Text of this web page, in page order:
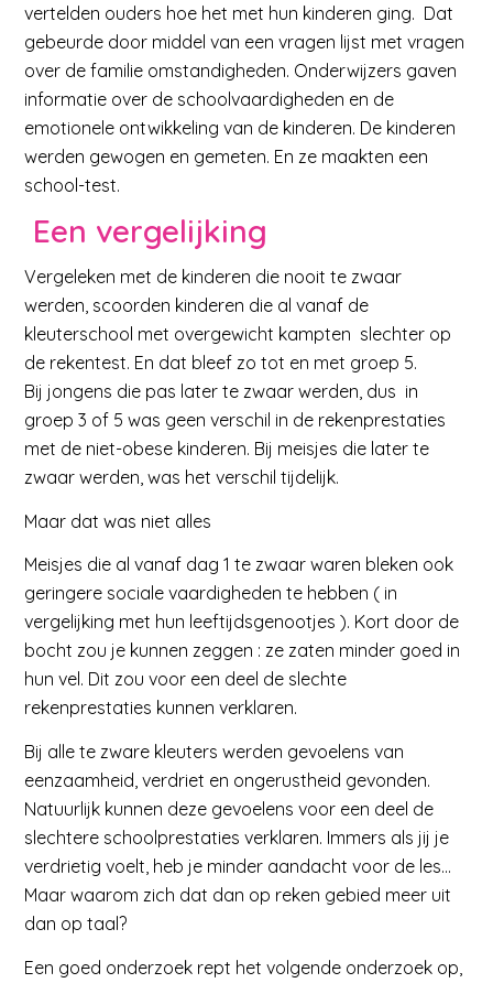
vertelden ouders hoe het met hun kinderen ging. Dat
gebeurde door middel van een vragen lijst met vragen
over de familie omstandigheden. Onderwijzers gaven
informatie over de schoolvaardigheden en de
emotionele ontwikkeling van de kinderen. De kinderen
werden gewogen en gemeten. En ze maakten een
school-test.
Een vergelijking
Vergeleken met de kinderen die nooit te zwaar
werden, scoorden kinderen die al vanaf de
kleuterschool met overgewicht kampten slechter op
de rekentest. En dat bleef zo tot en met groep 5.
Bij jongens die pas later te zwaar werden, dus in
groep 3 of 5 was geen verschil in de rekenprestaties
met de niet-obese kinderen. Bij meisjes die later te
zwaar werden, was het verschil tijdelijk.
Maar dat was niet alles
Meisjes die al vanaf dag 1 te zwaar waren bleken ook
geringere sociale vaardigheden te hebben ( in
vergelijking met hun leeftijdsgenootjes ). Kort door de
bocht zou je kunnen zeggen : ze zaten minder goed in
hun vel. Dit zou voor een deel de slechte
rekenprestaties kunnen verklaren.
Bij alle te zware kleuters werden gevoelens van
eenzaamheid, verdriet en ongerustheid gevonden.
Natuurlijk kunnen deze gevoelens voor een deel de
slechtere schoolprestaties verklaren. Immers als jij je
verdrietig voelt, heb je minder aandacht voor de les…
Maar waarom zich dat dan op reken gebied meer uit
dan op taal?
Een goed onderzoek rept het volgende onderzoek op,